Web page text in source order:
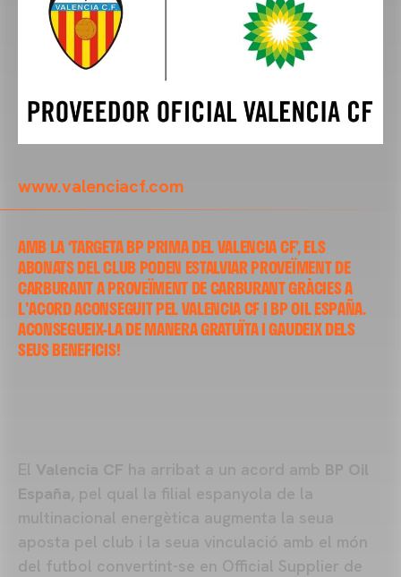
www.valenciacf.com
AMB LA ‘TARGETA BP PRIMA DEL VALENCIA CF’, ELS
ABONATS DEL CLUB PODEN ESTALVIAR PROVEÏMENT DE
CARBURANT A PROVEÏMENT DE CARBURANT GRÀCIES A
L'ACORD ACONSEGUIT PEL VALENCIA CF I BP OIL ESPAÑA.
ACONSEGUEIX-LA DE MANERA GRATUÏTA I GAUDEIX DELS
SEUS BENEFICIS!
España, pel qual la filial espanyola de la
multinacional energètica augmenta la seua
aposta pel club i la seua vinculació amb el món
del futbol convertint-se en Official Supplier de